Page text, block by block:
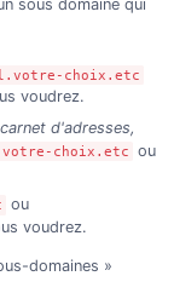
sous domaine qui
choix.etc
voudrez.
d'adresses,
choix.etc
ou
ou
voudrez.
domaines »